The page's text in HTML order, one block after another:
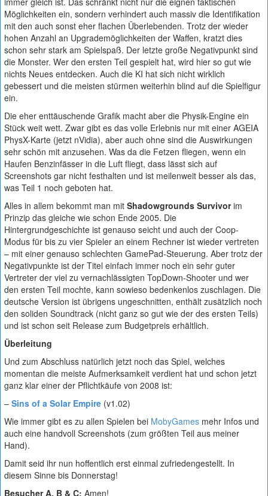
Möglichkeiten ein, sondern verhindert auch massiv die Identifikation
mit den auch sonst eher flachen Überlebenden. Trotz der wieder
hohen Anzahl an Upgrademöglichkeiten der Waffen, kratzt dies
schon sehr stark am Spielspaß. Der letzte große Negativpunkt sind
die Monster. Wer den ersten Teil gespielt hat, wird hier so gut wie
nichts Neues entdecken. Auch die KI hat sich nicht wirklich
gebessert und die meisten stürmen weiterhin blind auf die Spielfigur
ein.
Die eher enttäuschende Grafik macht aber die Physik-Engine ein
Stück weit wett. Zwar gibt es das volle Erlebnis nur mit einer AGEIA
PhysX-Karte (jetzt nVidia), aber auch ohne sind die Auswirkungen
sehr schön mit anzusehen. Was da die Fetzen fliegen, wenn ein
Haufen Benzinfässer in die Luft fliegt, dass lässt sich auf
Screenshots gar nicht festhalten und ist meilenweit besser als das,
was Teil 1 noch geboten hat.
Alles in allem bekommt man mit Shadowgrounds Survivorim
Prinzip das gleiche wie schon Ende 2005. Die
Hintergrundgeschichte ist genauso seicht und auch der Coop-
Modus für bis zu vier Spieler an einem Rechner ist wieder vertreten
– mit einer genauso schlechten GamePad-Steuerung. Aber trotz der
Negativpunkte ist der Titel einfach immer noch ein sehr guter
Vertreter der viel zu vernachlässigten TopDown-Shooter und wer
den ersten Teil mochte, kann sowieso bedenkenlos zuschlagen. Die
deutsche Version ist übrigens ungeschnitten, enthält zusätzlich noch
den soliden Soundtrack (nicht ganz so gut wie der des ersten Teils)
und ist schon seit Release zum Budgetpreis erhältlich.
Überleitung
Und zum Abschluss natürlich jetzt noch das Spiel, welches
momentan die meiste Aufmerksamkeit verdient hat und schon jetzt
ganz klar einer der Pflichtkäufe von 2008 ist:
– Sins of a Solar Empire (v1.02)
Wie immer gibt es zu allen Spielen bei MobyGames mehr Infos und
auch eine handvoll Screenshots (zum größten Teil aus meiner
Hand).
Damit seid ihr nun hoffentlich erst einmal zufriedengestellt. In
diesem Sinne bis Donnerstag!
Besucher A, B & C: Amen!